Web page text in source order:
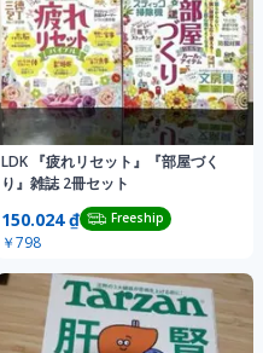
LDK 『疲れリセット』『部屋づく
り』雑誌 2冊セット
150.024 ₫ Freeship
￥798